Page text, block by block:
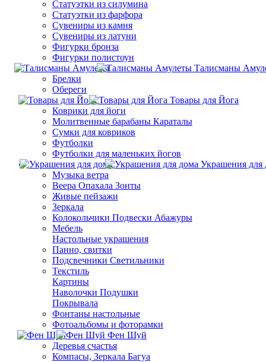
Статуэтки из силумина
Статуэтки из фарфора
Сувениры из камня
Сувениры из латуни
Фигурки бронза
Фигурки полистоун
Талисманы
Брелки
Обереги
Товары для Йога
Коврики для йоги
Молитвенные барабаны Караталы
Сумки для ковриков
Футболки
Футболки для маленьких йогов
Украшения для
Музыка ветра
Веера Опахала Зонты
Живые пейзажи
Зеркала
Колокольчики Подвески Абажуры
Мебель
Настольные украшения
Панно, свитки
Подсвечники Светильники
Текстиль
Картины
Наволочки Подушки
Покрывала
Фонтаны настольные
Фотоальбомы и фоторамки
Фен Шуй
Деревья счастья
Компасы, Зеркала Багуа